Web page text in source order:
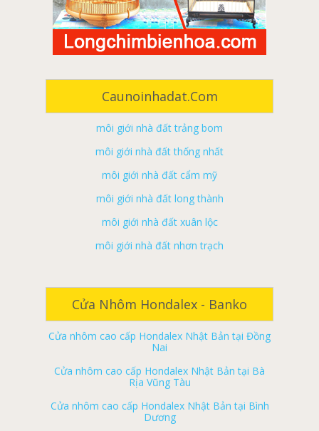
Caunoinhadat.com
môi giới nhà đất long khánh
môi giới nhà đất tân phú
môi giới nhà đất trảng bom
môi giới nhà đất thống nhất
môi giới nhà đất cẩm mỹ
môi giới nhà đất long thành
môi giới nhà đất xuân lộc
môi giới nhà đất nhơn trạch
ký gửi nhà đất đồng nai
ký gửi nhà đất long khánh
ký gửi nhà đất tân phú
ký gửi nhà đất vĩnh cửu
ký gửi nhà đất định quán
ký gửi nhà đất trảng bom
ký gửi nhà đất thống nhất
Cửa Nhôm Hondalex - Banko
Cửa nhôm cao cấp Hondalex Nhật Bản tại Đà
Cửa nhôm cao cấp Hondalex Nhật Bản tại Đồng
Nai
Cửa nhôm cao cấp Hondalex Nhật Bản tại Bà
Rịa Vũng Tàu
Cửa nhôm cao cấp Hondalex Nhật Bản tại Bình
Dương
Cửa nhôm cao cấp Hondalex Nhật Bản tại Tiền